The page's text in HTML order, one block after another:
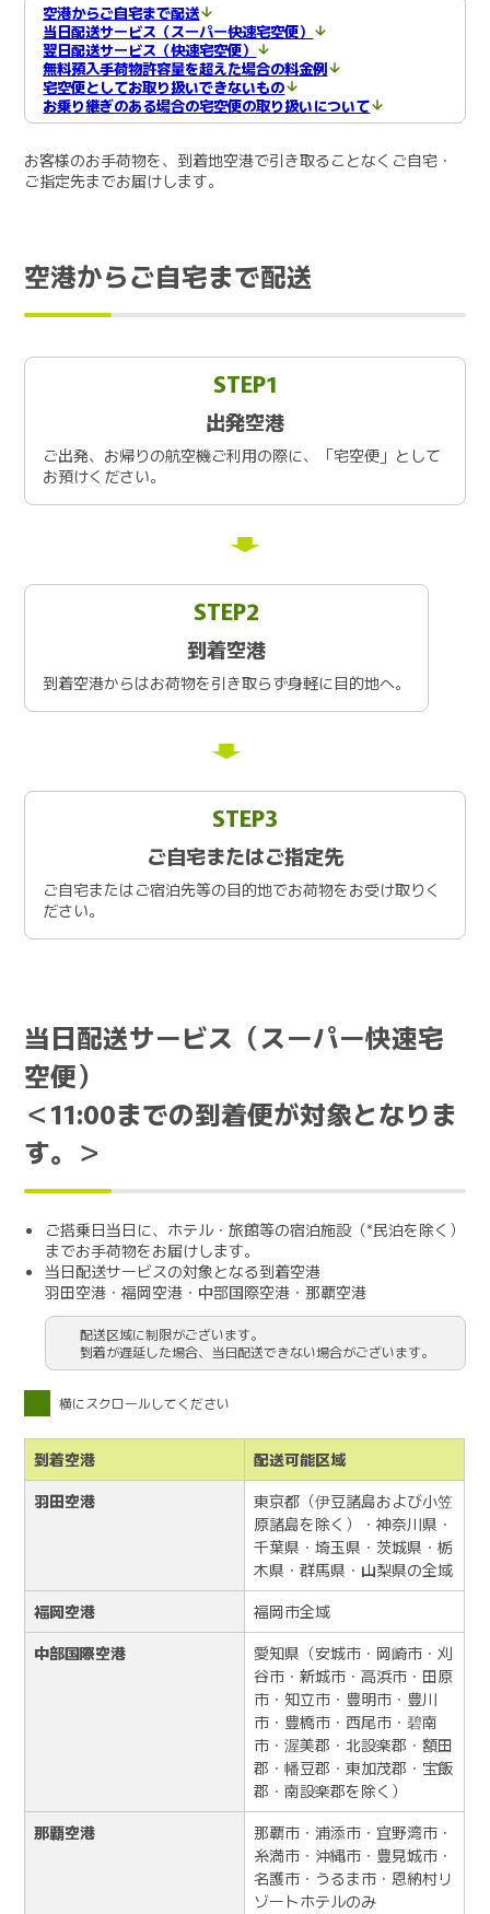
空港からご自宅まで配送
当日配送サービス（スーパー快速宅空便）
翌日配送サービス（快速宅空便）
無料預入手荷物許容量を超えた場合の料金例
宅空便としてお取り扱いできないもの
お乗り継ぎのある場合の宅空便の取り扱いについて
お客様のお手荷物を、到着地空港で引き取ることなくご自宅・
ご指定先までお届けします。
空港からご自宅まで配送
STEP1
出発空港
ご出発、お帰りの航空機ご利用の際に、「宅空便」として
お預けください。
STEP2
到着空港
到着空港からはお荷物を引き取らず身軽に目的地へ。
STEP3
ご自宅またはご指定先
ご自宅またはご宿泊先等の目的地でお荷物をお受け取りく
ださい。
当日配送サービス（スーパー快速宅
空便）
＜11:00までの到着便が対象となりま
す。＞
ご搭乗日当日に、ホテル・旅館等の宿泊施設（*民泊を除く）
までお手荷物をお届けします。
当日配送サービスの対象となる到着空港
羽田空港・福岡空港・中部国際空港・那覇空港
配送区域に制限がございます。
到着が遅延した場合、当日配送できない場合がございます。
横にスクロールしてください
到着空港
配送可能区域
羽田空港
東京都（伊豆諸島および小笠
原諸島を除く）・神奈川県・
千葉県・埼玉県・茨城県・栃
木県・群馬県・山梨県の全域
福岡空港
福岡市全域
中部国際空港
愛知県（安城市・岡崎市・刈
谷市・新城市・高浜市・田原
市・知立市・豊明市・豊川
市・豊橋市・西尾市・碧南
市・渥美郡・北設楽郡・額田
郡・幡豆郡・東加茂郡・宝飯
郡・南設楽郡を除く）
那覇空港
那覇市・浦添市・宜野湾市・
糸満市・沖縄市・豊見城市・
名護市・うるま市・恩納村リ
ゾートホテルのみ